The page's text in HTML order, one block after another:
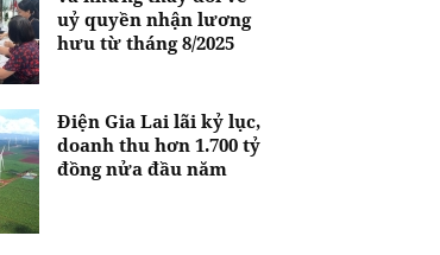
uỷ quyền nhận lương
hưu từ tháng 8/2025
Điện Gia Lai lãi kỷ lục,
doanh thu hơn 1.700 tỷ
đồng nửa đầu năm